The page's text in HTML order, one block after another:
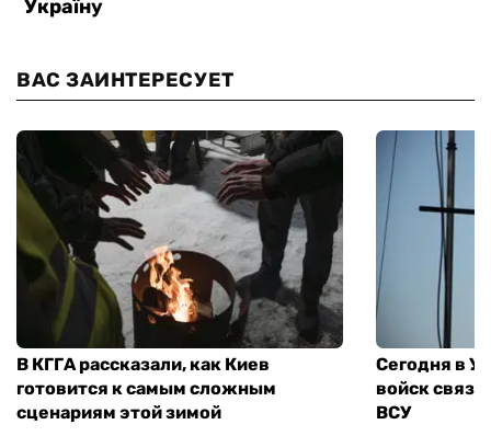
ВАС ЗАИНТЕРЕСУЕТ
В КГГА рассказали, как Киев
готовится к самым сложным
сценариям этой зимой
Сегодня в
войск
ВСУ